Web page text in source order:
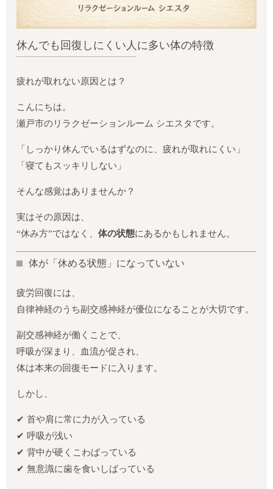
休んでも回復しにくい人に多い体の特徴
疲れが取れない原因とは？
こんにちは。
瀬戸市のリラクゼーションルーム シエスタです。
「しっかり休んでいるはずなのに、疲れが取れにくい」
「寝てもスッキリしない」
そんな感覚はありませんか？
実はその原因は、
“休み方”ではなく、体の状態にあるかもしれません。
体が「休める状態」になっていない
疲労回復には、
自律神経のうち副交感神経が優位になることが大切です。
副交感神経が働くことで、
呼吸が深まり、血流が促され、
体は本来の回復モードに入ります。
しかし、
✔ 首や肩に常に力が入っている
✔ 呼吸が浅い
✔ 背中が硬くこわばっている
✔ 無意識に歯を食いしばっている